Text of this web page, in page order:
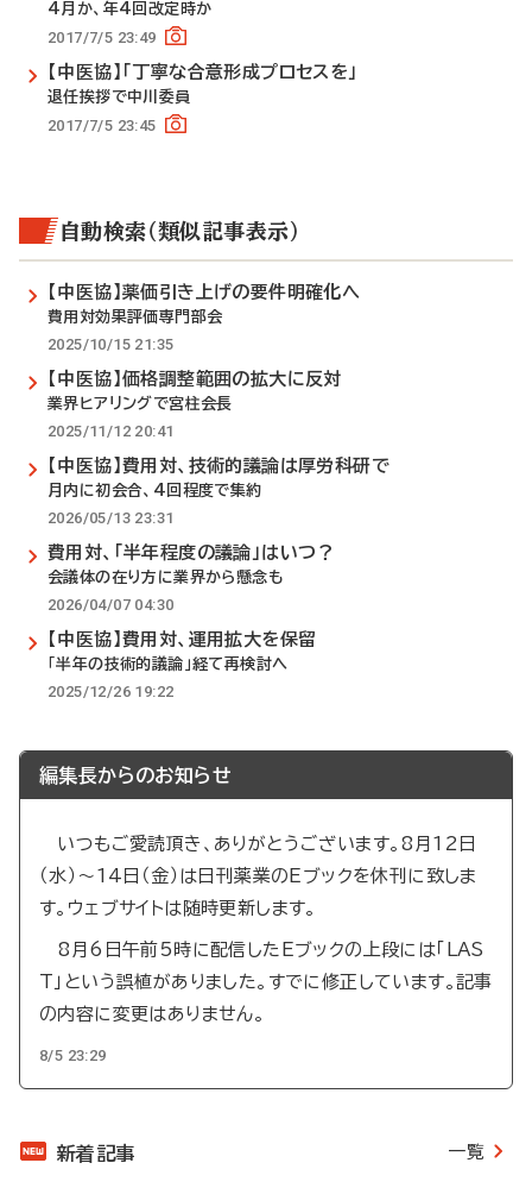
4月か、年4回改定時か
2017/7/5 23:49
【中医協】「丁寧な合意形成プロセスを」
退任挨拶で中川委員
2017/7/5 23:45
自動検索（類似記事表示）
【中医協】薬価引き上げの要件明確化へ
費用対効果評価専門部会
2025/10/15 21:35
【中医協】価格調整範囲の拡大に反対
業界ヒアリングで宮柱会長
2025/11/12 20:41
【中医協】費用対、技術的議論は厚労科研で
月内に初会合、4回程度で集約
2026/05/13 23:31
費用対、「半年程度の議論」はいつ？
会議体の在り方に業界から懸念も
2026/04/07 04:30
【中医協】費用対、運用拡大を保留
「半年の技術的議論」経て再検討へ
2025/12/26 19:22
編集長からのお知らせ
いつもご愛読頂き、ありがとうございます。8月12日
（水）～14日（金）は日刊薬業のEブックを休刊に致しま
す。ウェブサイトは随時更新します。
8月6日午前5時に配信したEブックの上段には「LAS
T」という誤植がありました。すでに修正しています。記事
の内容に変更はありません。
8/5 23:29
新着記事 一覧